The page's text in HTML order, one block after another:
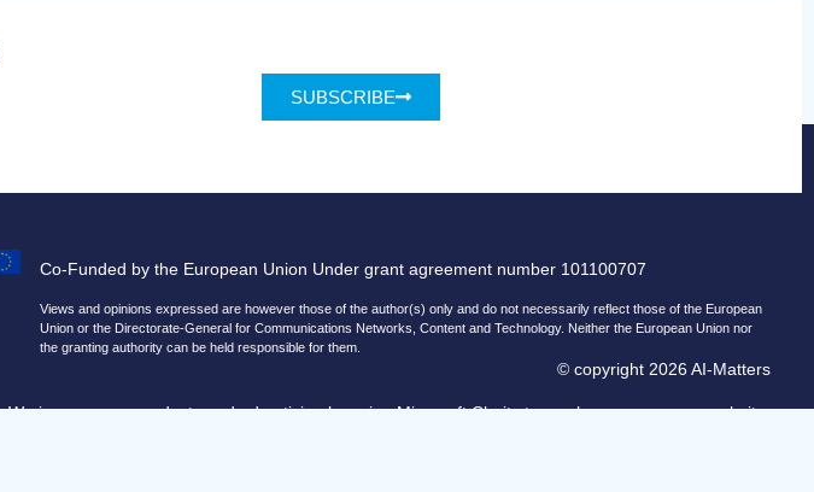
SUBSCRIBE
Co-Funded by the European Union Under grant agreement number 101100707
Views and opinions expressed are however those of the author(s) only and do not necessarily reflect those of the European
Union or the Directorate-General for Communications Networks, Content and Technology. Neither the European Union nor
the granting authority can be held responsible for them.
© copyright 2026 AI-Matters
We improve our products and advertising by using Microsoft Clarity to see how you use our website.